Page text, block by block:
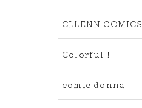
CLLENN COMICS
Colorful！
comic donna